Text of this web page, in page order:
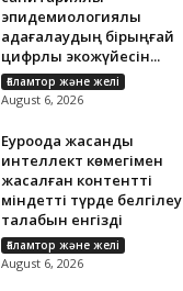
эпидемиологиялық
қадағалаудың бірыңғай
цифрлық экожүйесін...
Ғаламтор және желі
August 6, 2026
Еуроодақ жасанды
интеллект көмегімен
жасалған контентті
міндетті түрде белгілеу
талабын енгізді
Ғаламтор және желі
August 6, 2026